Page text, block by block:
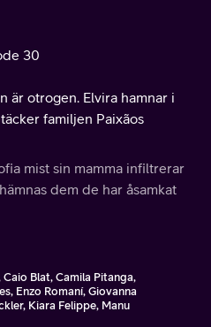
30
är otrogen. Elvira hamnar i
familjen Paixãos
mist sin mamma infiltrerar
dem de har åsamkat
Blat, Camila Pitanga,
Enzo Romaní, Giovanna
Kiara Felippe, Manu